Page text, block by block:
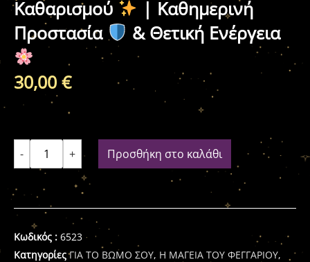
Καθαρισμού
| Καθημερινή
Προστασία
& Θετική Ενέργεια
30,00 €
- + Προσθήκη στο καλάθι
Κωδικός : 6523
Κατηγορίες ΓΙΑ ΤΟ ΒΩΜΟ ΣΟΥ, Η ΜΑΓΕΙΑ ΤΟΥ ΦΕΓΓΑΡΙΟΥ,